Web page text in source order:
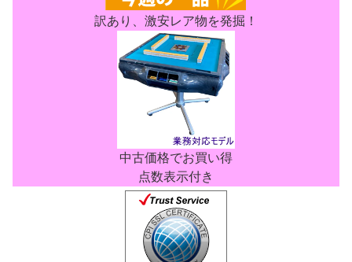
訳あり、激安レア物を発掘！
中古価格でお買い得
点数表示付き